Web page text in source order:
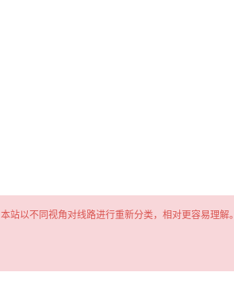
以不同视角对线路进行重新分类，相对更容易理解。